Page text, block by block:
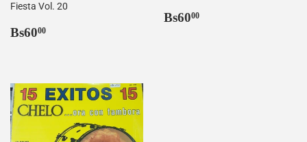
Fiesta Vol. 20
Precio
Bs6000
Precio
Bs6000